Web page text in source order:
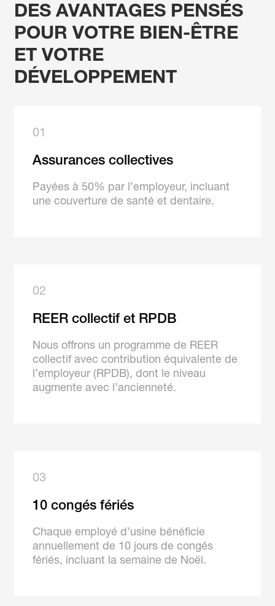
DES AVANTAGES PENSÉS
POUR VOTRE BIEN-ÊTRE
ET VOTRE
DÉVELOPPEMENT
01
Assurances collectives
Payées à 50% par l’employeur, incluant
une couverture de santé et dentaire.
02
REER collectif et RPDB
Nous offrons un programme de REER
collectif avec contribution équivalente de
l’employeur (RPDB), dont le niveau
augmente avec l’ancienneté.
03
10 congés fériés
Chaque employé d’usine bénéficie
annuellement de 10 jours de congés
fériés, incluant la semaine de Noël.